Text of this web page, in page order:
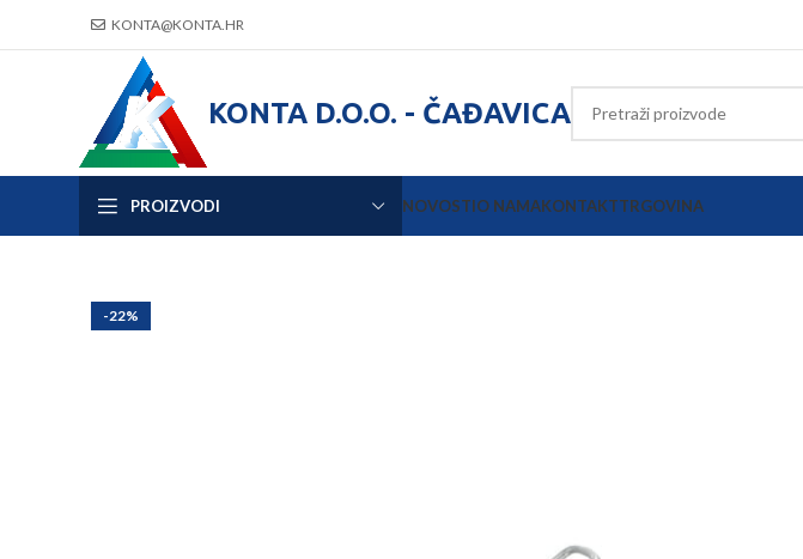
KONTA@KONTA.HR
KONTA D.O.O. - ČAĐAVICA
PROIZVODI NOVOSTIO NAMAKONTAKTTRGOVINA
-22%